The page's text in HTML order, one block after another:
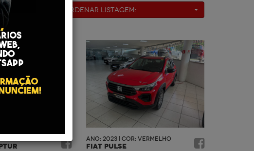
Ordenar Listagem:
ANO: 2023 | COR: VERMELHO
FIAT PULSE